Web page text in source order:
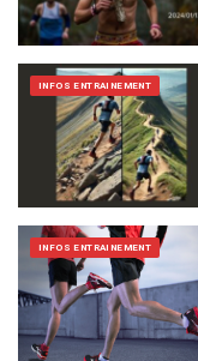
INFOS ENTRAINEMENT
INFOS ENTRAINEMENT